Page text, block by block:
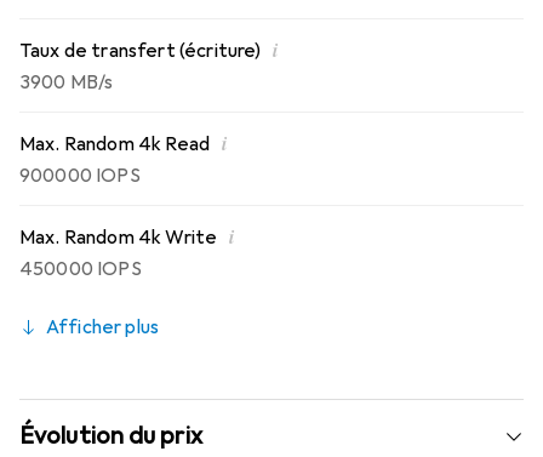
Taux de transfert (écriture) i
3900 MB/s
Max. Random 4k Read i
900000 IOPS
Max. Random 4k Write i
450000 IOPS
Afficher plus
Évolution du prix